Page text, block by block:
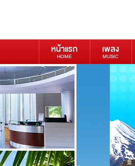
หน้าแรก
HOME
เพลง
MUSIC